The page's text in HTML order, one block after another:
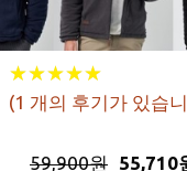
★★★★★
★★★★★
(1 개의 후기가 있습
59,900원 55,710